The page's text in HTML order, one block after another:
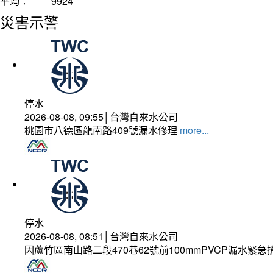
災害示警
停水
2026-08-08, 09:55│台灣自來水公司
桃園市八德區龍南路409號漏水修理 more...
停水
2026-08-08, 08:51│台灣自來水公司
因蘆竹區南山路二段470巷62號前100mmPVCP漏水緊急